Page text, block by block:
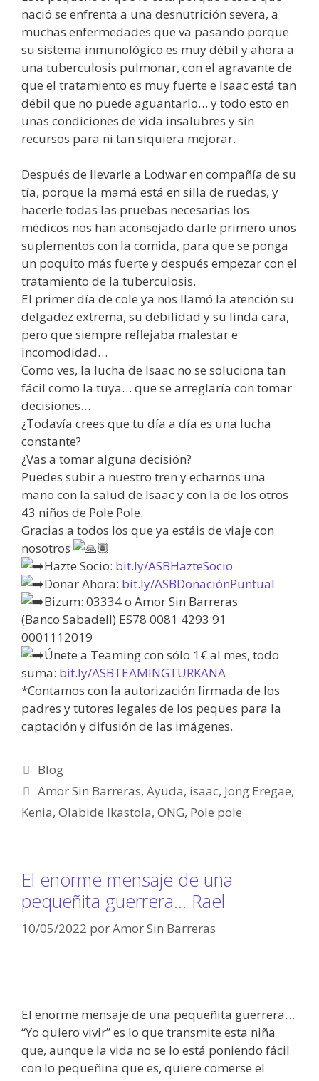
nació se enfrenta a una desnutrición severa, a
muchas enfermedades que va pasando porque
su sistema inmunológico es muy débil y ahora a
una tuberculosis pulmonar, con el agravante de
que el tratamiento es muy fuerte e Isaac está tan
débil que no puede aguantarlo… y todo esto en
unas condiciones de vida insalubres y sin
recursos para ni tan siquiera mejorar.
Después de llevarle a Lodwar en compañía de su
tía, porque la mamá está en silla de ruedas, y
hacerle todas las pruebas necesarias los
médicos nos han aconsejado darle primero unos
suplementos con la comida, para que se ponga
un poquito más fuerte y después empezar con el
tratamiento de la tuberculosis.
El primer día de cole ya nos llamó la atención su
delgadez extrema, su debilidad y su linda cara,
pero que siempre reflejaba malestar e
incomodidad…
Como ves, la lucha de Isaac no se soluciona tan
fácil como la tuya… que se arreglaría con tomar
decisiones…
¿Todavía crees que tu día a día es una lucha
constante?
¿Vas a tomar alguna decisión?
Puedes subir a nuestro tren y echarnos una
mano con la salud de Isaac y con la de los otros
43 niños de Pole Pole.
Gracias a todos los que ya estáis de viaje con
nosotros
Hazte Socio: bit.ly/ASBHazteSocio
Donar Ahora: bit.ly/ASBDonaciónPuntual
Bizum: 03334 o Amor Sin Barreras
(Banco Sabadell) ES78 0081 4293 91
0001112019
Únete a Teaming con sólo 1€ al mes, todo
suma: bit.ly/ASBTEAMINGTURKANA
*Contamos con la autorización firmada de los
padres y tutores legales de los peques para la
captación y difusión de las imágenes.
Blog
Amor Sin Barreras,Ayuda, isaac, Jong Eregae,
Kenia, Olabide Ikastola, ONG, Pole pole
El enorme mensaje de una
pequeñita guerrera… Rael
10/05/2022 porAmor Sin Barreras
El enorme mensaje de una pequeñita guerrera…
“Yo quiero vivir” es lo que transmite esta niña
que, aunque la vida no se lo está poniendo fácil
con lo pequeñina que es, quiere comerse el